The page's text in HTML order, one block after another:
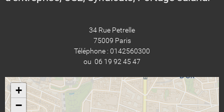
34 Rue Petrelle
75009 Paris
Téléphone : 0142560300
ou 06 19 92 45 47
+
−